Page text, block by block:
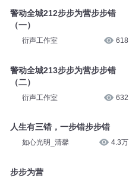
警动全城212步步为营步步错
（一）
衍声工作室 618
警动全城213步步为营步步错
（二）
衍声工作室 632
人生有三错，一步错步步错
如心光明_清馨 4.3万
步步为营